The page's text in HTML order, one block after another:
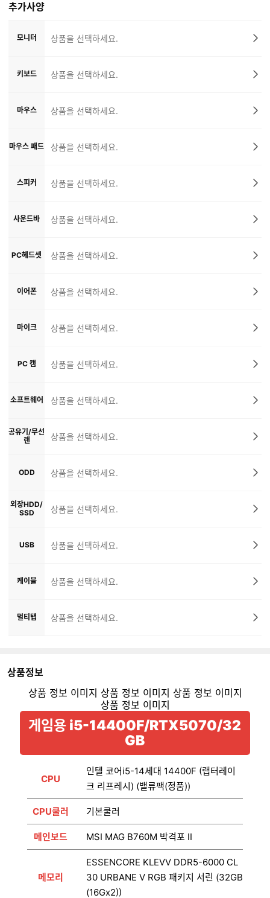
추가사양
모니터 상품을 선택하세요.
키보드 상품을 선택하세요.
마우스 상품을 선택하세요.
마우스 패드 상품을 선택하세요.
스피커 상품을 선택하세요.
사운드바 상품을 선택하세요.
PC헤드셋 상품을 선택하세요.
이어폰 상품을 선택하세요.
마이크 상품을 선택하세요.
PC 캠 상품을 선택하세요.
소프트웨어 상품을 선택하세요.
공유기/무선
랜
상품을 선택하세요.
ODD 상품을 선택하세요.
외장HDD/
SSD
상품을 선택하세요.
USB 상품을 선택하세요.
케이블 상품을 선택하세요.
멀티탭 상품을 선택하세요.
상품정보
게임용 i5-14400F/RTX5070/32
GB
CPU
인텔 코어i5-14세대 14400F (랩터레이
크 리프레시) (밸류팩(정품))
CPU쿨러 기본쿨러
메인보드 MSI MAG B760M 박격포 II
메모리
ESSENCORE KLEVV DDR5-6000 CL
30 URBANE V RGB 패키지 서린 (32GB
(16Gx2))